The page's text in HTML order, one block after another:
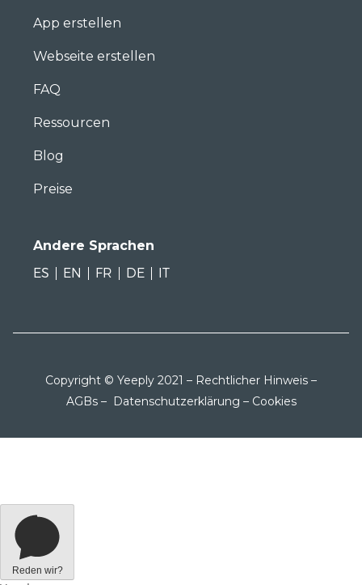
App erstellen
Webseite erstellen
FAQ
Ressourcen
Blog
Preise
Andere Sprachen
ES
EN FR DE IT
Copyright © Yeeply 2021 – Rechtlicher Hinweis –
AGBs– Datenschutzerklärung – Cookies
Reden wir?